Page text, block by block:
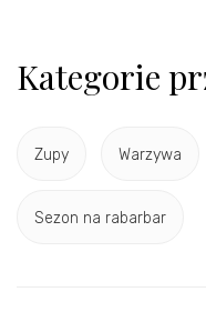
Kategorie
Zupy Warzywa
Sezon na rabarbar